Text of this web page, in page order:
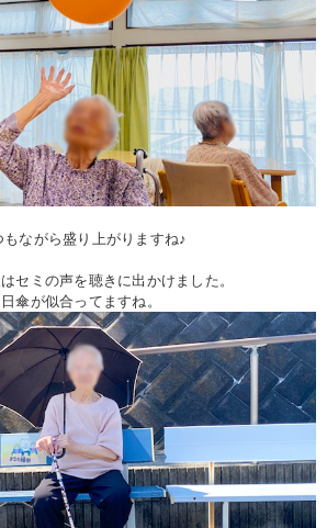
もながら盛り上がりますね♪
セミの声を聴きに出かけました。
日傘が似合ってますね。